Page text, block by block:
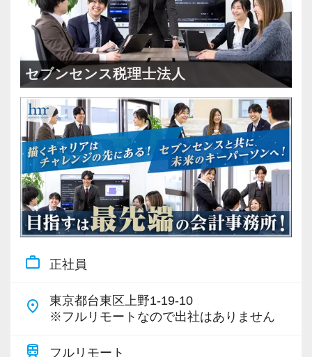
・相続／事業承継／M&Aにも対応
＜成長中の税理士法人＞
・全国14拠点で事業展開
・従業員240名以上に拡大
・会計・税務・財務・労務まで対応
・専門家が在籍しワンストップ支援
＜学びを後押し＞
・書籍購入費／研修費は全額会社負担
・隔月で税法・実務の学習会あり
・資格取得を目指す社員が多数
＜募集の背景＞
・組織力強化に向けた採用
セブンセンス税理士法人
work_outline 正社員
place
東京都台東区上野1-19-10
※フルリモートなので出社はありません
train フルリモート